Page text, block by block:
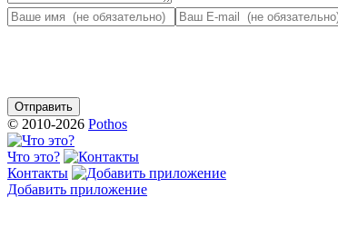
© 2010-2026 Pothos
Что это?
Контакты
Добавить приложение